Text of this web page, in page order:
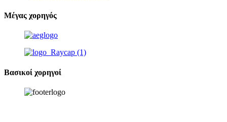
Μέγας χορηγός
Βασικοί χορηγοί